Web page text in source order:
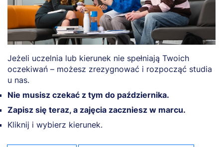
Jeżeli uczelnia lub kierunek nie spełniają Twoich
oczekiwań – możesz zrezygnować i rozpocząć studia
u nas.
Nie musisz czekać z tym do października.
Zapisz się teraz, a zajęcia zaczniesz w marcu.
Kliknij i wybierz kierunek.